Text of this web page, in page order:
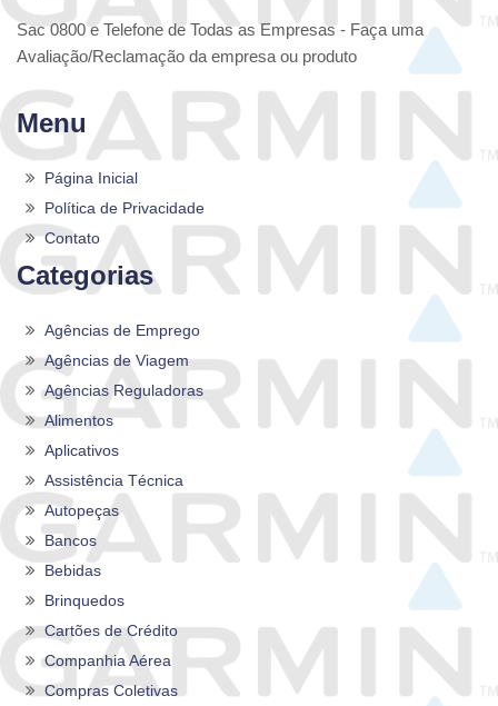
Sac 0800 e Telefone de Todas as Empresas - Faça uma
Avaliação/Reclamação da empresa ou produto
Menu
Página Inicial
Política de Privacidade
Contato
Categorias
Agências de Emprego
Agências de Viagem
Agências Reguladoras
Alimentos
Aplicativos
Assistência Técnica
Autopeças
Bancos
Bebidas
Brinquedos
Cartões de Crédito
Companhia Aérea
Compras Coletivas